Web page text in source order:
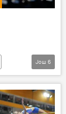
Још 6